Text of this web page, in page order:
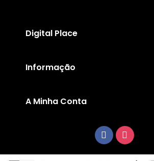
Digital Place
Informação
A Minha Conta